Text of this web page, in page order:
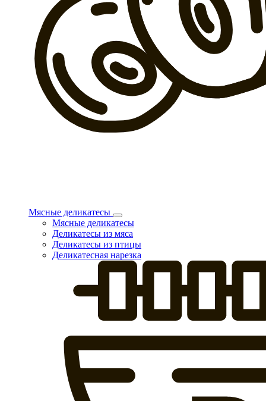
Мясные деликатесы
Мясные деликатесы
Деликатесы из мяса
Деликатесы из птицы
Деликатесная нарезка